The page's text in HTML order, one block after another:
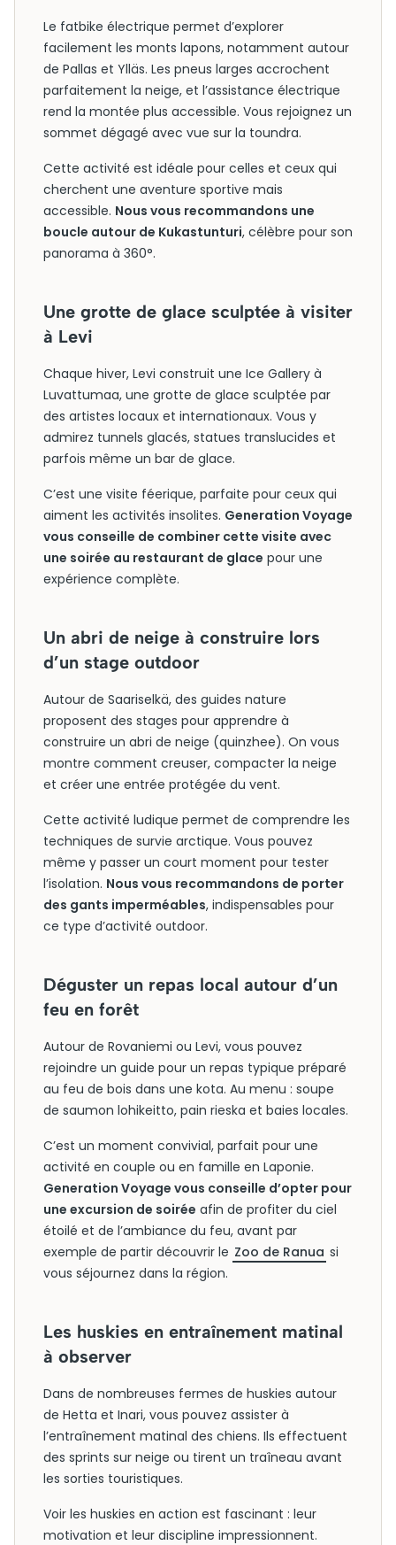
Le fatbike électrique permet d’explorer
facilement les monts lapons, notamment autour
de Pallas et Ylläs. Les pneus larges accrochent
parfaitement la neige, et l’assistance électrique
rend la montée plus accessible. Vous rejoignez un
sommet dégagé avec vue sur la toundra.
Cette activité est idéale pour celles et ceux qui
cherchent une aventure sportive mais
accessible. Nous vous recommandons une
boucle autour de Kukastunturi, célèbre pour son
panorama à 360°.
Une grotte de glace sculptée à visiter
à Levi
Chaque hiver, Levi construit une Ice Gallery à
Luvattumaa, une grotte de glace sculptée par
des artistes locaux et internationaux. Vous y
admirez tunnels glacés, statues translucides et
parfois même un bar de glace.
C’est une visite féerique, parfaite pour ceux qui
aiment les activités insolites. Generation Voyage
vous conseille de combiner cette visite avec
une soirée au restaurant de glace pour une
expérience complète.
Un abri de neige à construire lors
d’un stage outdoor
Autour de Saariselkä, des guides nature
proposent des stages pour apprendre à
construire un abri de neige (quinzhee). On vous
montre comment creuser, compacter la neige
et créer une entrée protégée du vent.
Cette activité ludique permet de comprendre les
techniques de survie arctique. Vous pouvez
même y passer un court moment pour tester
l’isolation. Nous vous recommandons de porter
des gants imperméables, indispensables pour
ce type d’activité outdoor.
Déguster un repas local autour d’un
feu en forêt
Autour de Rovaniemi ou Levi, vous pouvez
rejoindre un guide pour un repas typique préparé
au feu de bois dans une kota. Au menu : soupe
de saumon lohikeitto, pain rieska et baies locales.
C’est un moment convivial, parfait pour une
activité en couple ou en famille en Laponie.
Generation Voyage vous conseille d’opter pour
une excursion de soirée afin de profiter du ciel
étoilé et de l’ambiance du feu, avant par
exemple de partir découvrir le Zoo de Ranua si
vous séjournez dans la région.
Les huskies en entraînement matinal
à observer
Dans de nombreuses fermes de huskies autour
de Hetta et Inari, vous pouvez assister à
l’entraînement matinal des chiens. Ils effectuent
des sprints sur neige ou tirent un traîneau avant
les sorties touristiques.
Voir les huskies en action est fascinant : leur
motivation et leur discipline impressionnent.